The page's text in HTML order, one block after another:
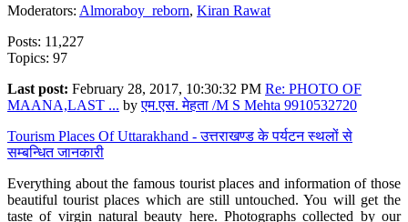
Moderators: Almoraboy_reborn, Kiran Rawat
Posts: 11,227
Topics: 97
Last post: February 28, 2017, 10:30:32 PM Re: PHOTO OF
MAANA,LAST ... byएम.एस. मेहता /M S Mehta 9910532720
Tourism Places Of Uttarakhand - उत्तराखण्ड के पर्यटन स्थलों से
सम्बन्धित जानकारी
Everything about the famous tourist places and information of those
beautiful tourist places which are still untouched. You will get the
taste of virgin natural beauty here. Photographs collected by our